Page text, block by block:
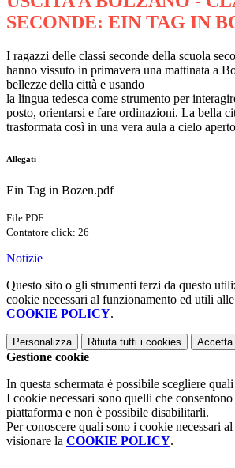
SECONDE: EIN TAG IN
I ragazzi delle classi seconde della scuola
hanno vissuto in primavera una mattinata a
bellezze della città e usando
la lingua tedesca come strumento per
posto, orientarsi e fare ordinazioni. La bella
trasformata così in una vera aula a cielo
Allegati
Ein Tag in Bozen.pdf
File PDF
Contatore click: 26
Notizie
Questo sito o gli strumenti terzi da questo
cookie necessari al funzionamento ed utili
COOKIE POLICY.
Personalizza Rifiuta tutti i cookies Accetta
Gestione cookie
In questa schermata è possibile scegliere
I cookie necessari sono quelli che
piattaforma e non è possibile disabilitarli.
Per conoscere quali sono i cookie necessari
visionare la COOKIE POLICY.